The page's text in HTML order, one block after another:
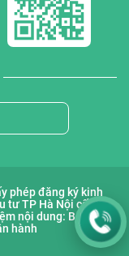
phép đăng ký kinh
tư TP Hà Nội cấp lần
nội dung: Bà
hành